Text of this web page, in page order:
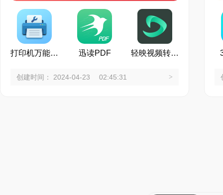
打印机万能驱动 迅读PDF 轻映视频转换器
创建时间： 2024-04-23 02:45:31 >